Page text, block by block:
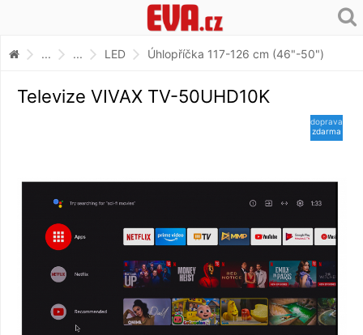
... ... LED Úhlopříčka 117-126 cm (46"-50")
Televize VIVAX TV-50UHD10K
doprava
zdarma